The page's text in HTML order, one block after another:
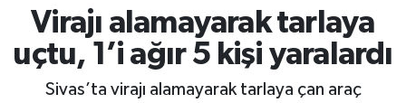
Virajı alamayarak tarlaya
uçtu, 1’i ağır 5 kişi yaralardı
Sivas’ta virajı alamayarak tarlaya çan araç
EKONOMİ
SAĞLIK
Trafik Durumu
Süper Lig Puan Durumu ve Fikstür